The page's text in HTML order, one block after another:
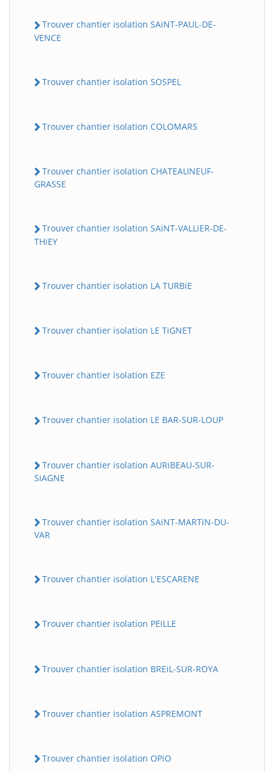
Trouver chantier isolation SAiNT-PAUL-DE-
VENCE
Trouver chantier isolation SOSPEL
Trouver chantier isolation COLOMARS
Trouver chantier isolation CHATEAUNEUF-
GRASSE
Trouver chantier isolation SAiNT-VALLiER-DE-
THiEY
Trouver chantier isolation LA TURBiE
Trouver chantier isolation LE TiGNET
Trouver chantier isolation EZE
Trouver chantier isolation LE BAR-SUR-LOUP
Trouver chantier isolation AURiBEAU-SUR-
SiAGNE
Trouver chantier isolation SAiNT-MARTiN-DU-
VAR
Trouver chantier isolation L'ESCARENE
Trouver chantier isolation PEiLLE
Trouver chantier isolation BREiL-SUR-ROYA
Trouver chantier isolation ASPREMONT
Trouver chantier isolation OPiO